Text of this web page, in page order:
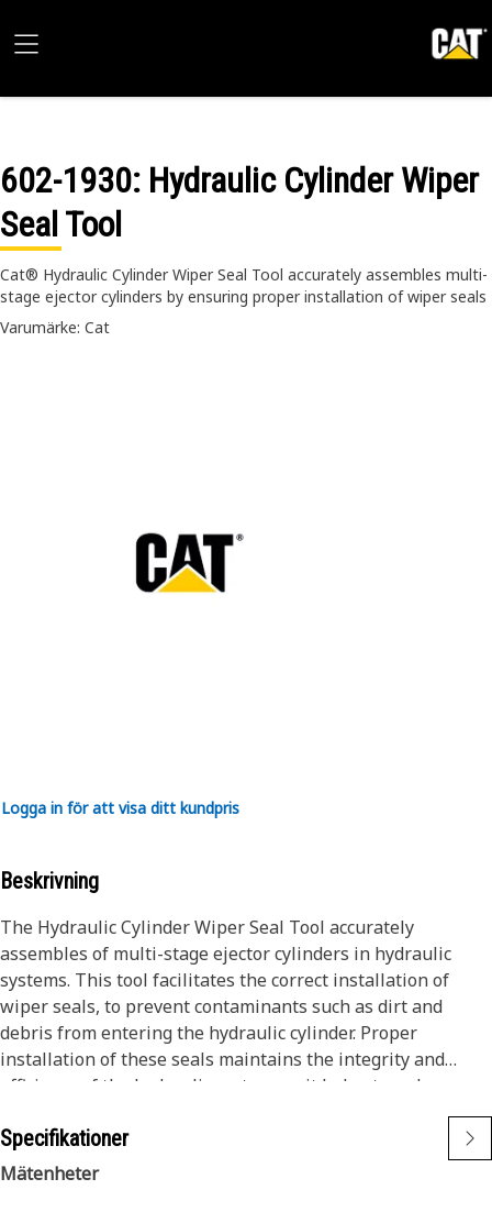
602-1930: Hydraulic Cylinder Wiper
Seal Tool
Cat® Hydraulic Cylinder Wiper Seal Tool accurately assembles multi-
stage ejector cylinders by ensuring proper installation of wiper seals
Varumärke: Cat
Logga in för att visa ditt kundpris
Beskrivning
The Hydraulic Cylinder Wiper Seal Tool accurately
assembles of multi-stage ejector cylinders in hydraulic
systems. This tool facilitates the correct installation of
wiper seals, to prevent contaminants such as dirt and
debris from entering the hydraulic cylinder. Proper
installation of these seals maintains the integrity and
efficiency of the hydraulic system, as it helps to reduce
wear, extend the service life of the cylinder, and ensure
smooth operation.
Specifikationer
Mätenheter